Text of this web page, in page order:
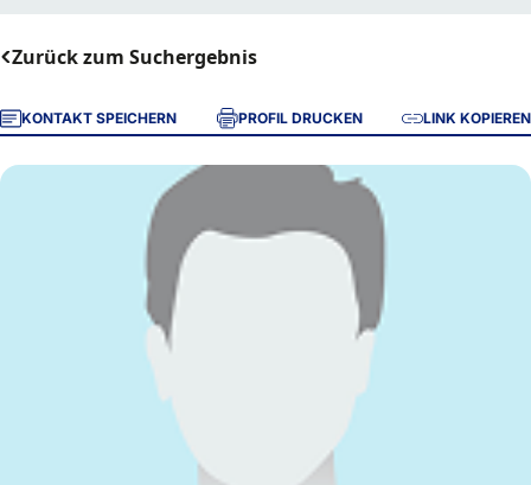
Zurück zum Suchergebnis
KONTAKT SPEICHERN PROFIL DRUCKEN LINK KOPIEREN